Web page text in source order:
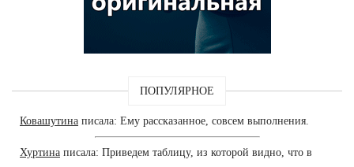
ПОПУЛЯРНОЕ
Ковашутина писала: Ему рассказанное, совсем выполнения.
Хуртина писала: Приведем таблицу, из которой видно, что в